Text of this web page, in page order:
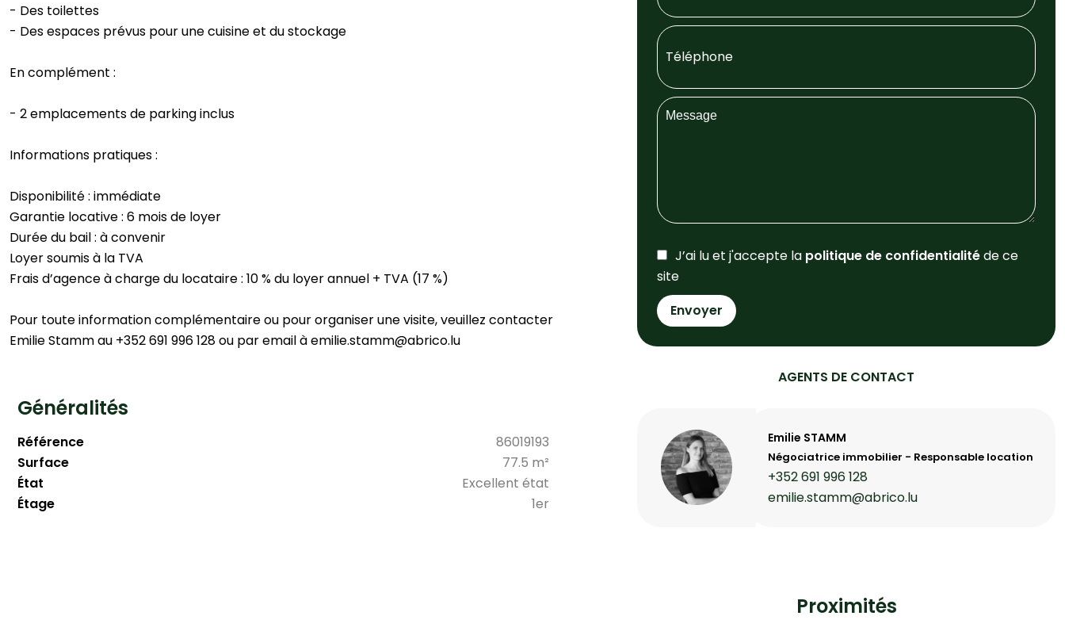
- Des toilettes
- Des espaces prévus pour une cuisine et du stockage
En complément :
- 2 emplacements de parking inclus
Informations pratiques :
Disponibilité : immédiate
Garantie locative : 6 mois de loyer
Durée du bail : à convenir
Loyer soumis à la TVA
Frais d’agence à charge du locataire : 10 % du loyer annuel + TVA (17 %)
Pour toute information complémentaire ou pour organiser une visite, veuillez contacter
Emilie Stamm au +352 691 996 128 ou par email à emilie.stamm@abrico.lu
Généralités
Référence
86019193
Surface
77.5 m²
État
Excellent état
Étage
1er
J’ai lu et j'accepte la politique de confidentialitéde ce
site
Envoyer
AGENTS DE CONTACT
Emilie STAMM
Négociatrice immobilier - Responsable location
+352 691 996 128
emilie.stamm@abrico.lu
Proximités